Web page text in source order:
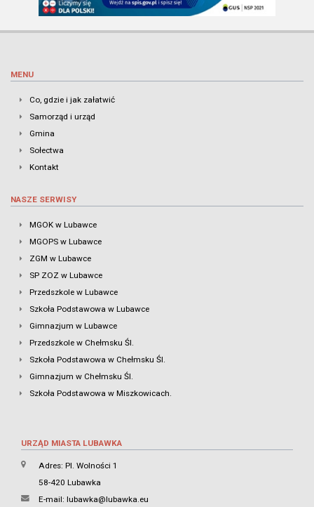
MENU
Co, gdzie i jak załatwić
Samorząd i urząd
Gmina
Sołectwa
Kontakt
NASZE SERWISY
MGOK w Lubawce
MGOPS w Lubawce
ZGM w Lubawce
SP ZOZ w Lubawce
Przedszkole w Lubawce
Szkoła Podstawowa w Lubawce
Gimnazjum w Lubawce
Przedszkole w Chełmsku Śl.
Szkoła Podstawowa w Chełmsku Śl.
Gimnazjum w Chełmsku Śl.
Szkoła Podstawowa w Miszkowicach.
URZĄD MIASTA LUBAWKA
Adres: Pl. Wolności 1
58-420 Lubawka
E-mail: lubawka@lubawka.eu